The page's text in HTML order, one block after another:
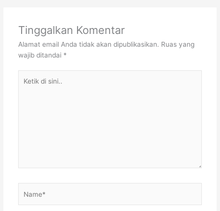
Tinggalkan Komentar
Alamat email Anda tidak akan dipublikasikan. Ruas yang
wajib ditandai *